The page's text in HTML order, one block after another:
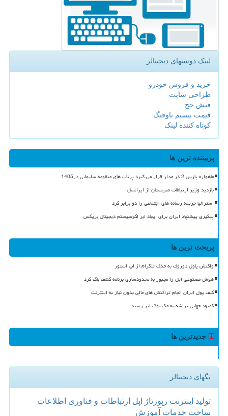
لینک دوستهای دیجیتالر
خرید و فروش خودرو
طراحی سایت
فیش حج
قیمت بیسیم باوفنگ
کوتاه کننده لینک
پربیننده ترین ها
ماهواره پارس 2 در مدار قرار می گیرد پرتاب های منظومه سلیمانی در1405
بازدید وزیر ارتباطات صربستان از ایرانسل
استرالیا جریمه رسانه های اجتماعی را دو برابر کرد
پیگیری پیشنهاد ایران برای ایجاد ابر اکوسیستم دیجیتال بریکس
پربحث ترین ها
واکنش پاول دوروف به حذف تلگرام از اپ استور
هوش مصنوعی اپل را مجبور به محدودسازی برنامه کشف باگ کرد
کیف پول ایران انجام تراکنش های مالی بدون نیاز به اینترنت
کمبود جهانی تراشه به مک بوک ایر رسید
جدیدترین ها
تگهای دیجیتالر
تولید اینترنت رپورتاژ اپل ارتباطات و فناوری اطلاعات
ساخت خدمات آموزش